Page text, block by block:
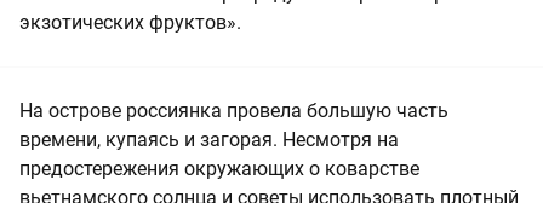
экзотических фруктов».
На острове россиянка провела большую часть
времени, купаясь и загорая. Несмотря на
предостережения окружающих о коварстве
вьетнамского солнца и советы использовать плотный